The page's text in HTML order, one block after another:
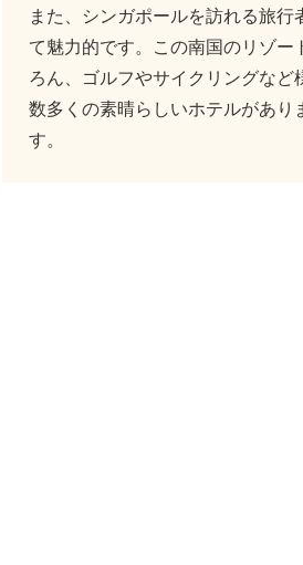
また、シンガポールを訪れる旅
て魅力的です。この南国のリゾ
ろん、ゴルフやサイクリングな
数多くの素晴らしいホテルがあり
す。